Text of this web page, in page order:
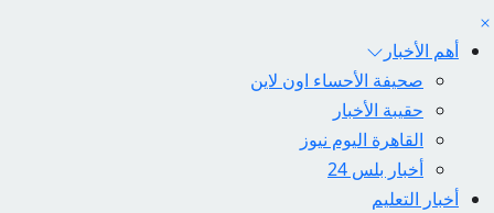
أهم الأخبار
صحيفة الأحساء اون لاين
حقيبة الأخبار
القاهرة اليوم نيوز
أخبار بلس 24
أخبار التعليم